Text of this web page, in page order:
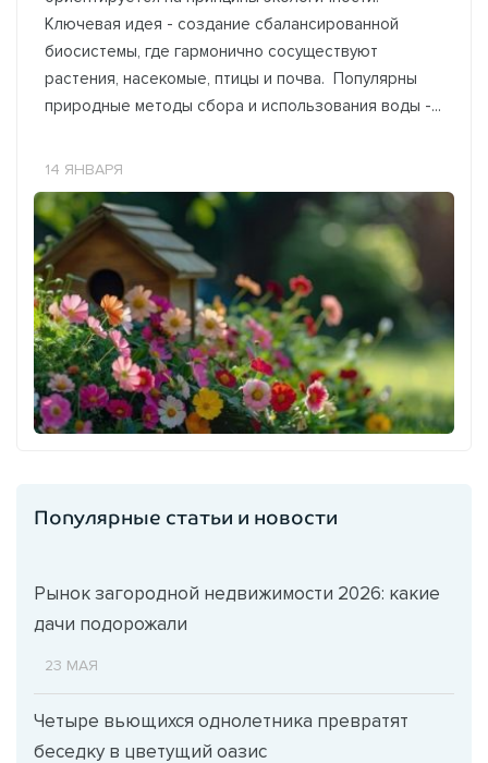
Ключевая идея - создание сбалансированной
биосистемы, где гармонично сосуществуют
растения, насекомые, птицы и почва. Популярны
природные методы сбора и использования воды -...
14 ЯНВАРЯ
Популярные статьи и новости
Рынок загородной недвижимости 2026: какие
дачи подорожали
23 МАЯ
Четыре вьющихся однолетника превратят
беседку в цветущий оазис